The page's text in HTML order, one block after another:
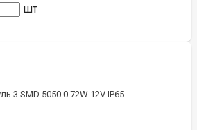
шт
3 SMD 5050 0.72W 12V IP65